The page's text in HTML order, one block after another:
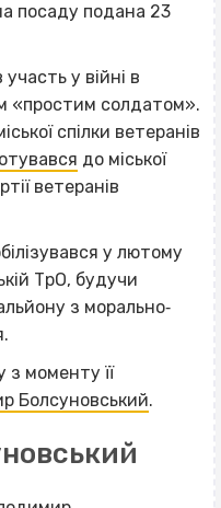
посаду подана 23
у війні в
«простим солдатом».
спілки ветеранів
до міської
ветеранів
у лютому
ТрО, будучи
з морально‐
моменту її
Болсуновський.